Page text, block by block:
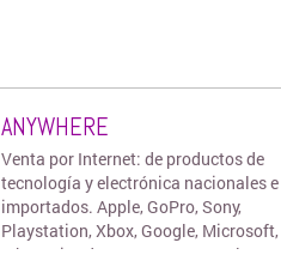
ANYWHERE
Venta por Internet: de productos de
tecnología y electrónica nacionales e
importados. Apple, GoPro, Sony,
Playstation, Xbox, Google, Microsoft,
Iphone, iPad, Samsung, Motorola, LG y